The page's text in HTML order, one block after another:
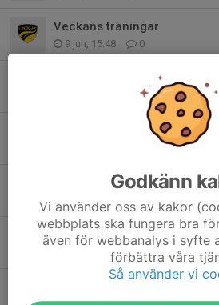
Veckans träningar
9 jun, 15:48 0
Jönsbergska cup 14 juni
0
Uppdatering från
LINDÖ FF HÖSTCUP 2026
8 maj, 16:34
Träningen idag blir en timme
7 apr, 15:55 0
Godkänn
Vi använder oss av kakor
webbplats ska fungera bra
även för webbanalys i syfte
förbättra våra
Så använder vi